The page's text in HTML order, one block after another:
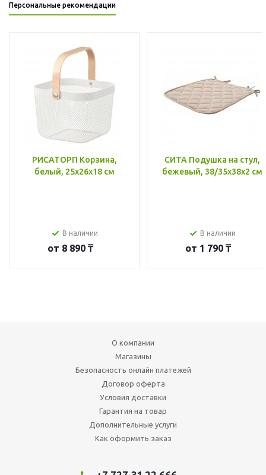
Персональные рекомендации
РИСАТОРП Корзина,
белый, 25x26x18 см
В наличии
от 8 890 ₸
СИТА Подушка на стул,
бежевый, 38/35x38x2 см
В наличии
от 1 790 ₸
О компании
Магазины
Безопасность онлайн платежей
Договор оферта
Условия доставки
Гарантия на товар
Дополнительные услуги
Как оформить заказ